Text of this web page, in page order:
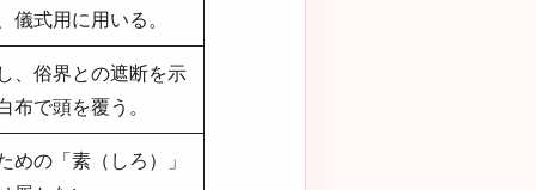
儀式用に用いる。
、俗界との遮断を示
布で頭を覆う。
めの「素（しろ）」